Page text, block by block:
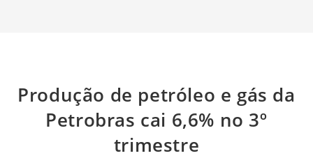
Produção de petróleo e gás da
Petrobras cai 6,6% no 3º
trimestre